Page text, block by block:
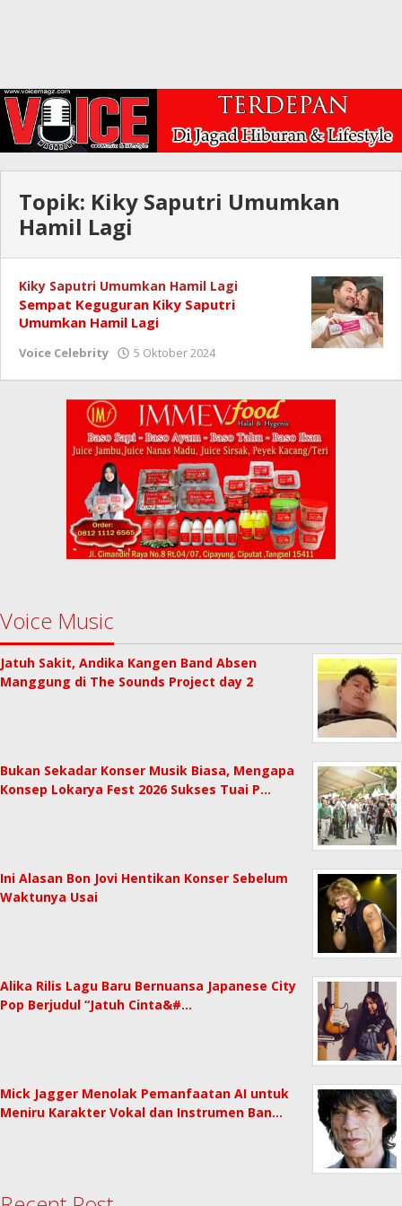
Topik: Kiky Saputri Umumkan
Hamil Lagi
Kiky Saputri Umumkan Hamil Lagi
Sempat Keguguran Kiky Saputri
Umumkan Hamil Lagi
Voice Celebrity 5 Oktober 2024
Voice Music
Jatuh Sakit, Andika Kangen Band Absen
Manggung di The Sounds Project day 2
Bukan Sekadar Konser Musik Biasa, Mengapa
Konsep Lokarya Fest 2026 Sukses Tuai P…
Ini Alasan Bon Jovi Hentikan Konser Sebelum
Waktunya Usai
Alika Rilis Lagu Baru Bernuansa Japanese City
Pop Berjudul “Jatuh Cinta&#…
Mick Jagger Menolak Pemanfaatan AI untuk
Meniru Karakter Vokal dan Instrumen Ban…